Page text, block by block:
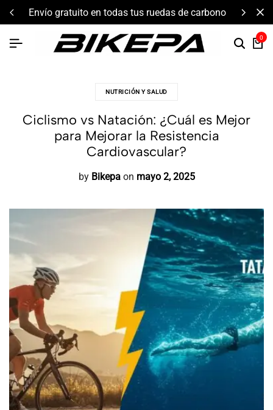
envío gratuito en todas tus ruedas de carbono
0
NUTRICIÓN Y SALUD
Ciclismo vs Natación: ¿Cuál es Mejor
para Mejorar la Resistencia
Cardiovascular?
by Bikepa on mayo 2, 2025